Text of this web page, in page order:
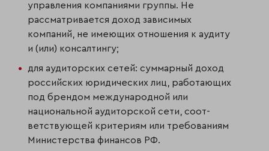
управления компаниями группы. Не
рассматривается доход зависимых
компаний, не имеющих отношения к аудиту
и (или) консалтингу;
для аудиторских сетей: суммарный доход
российских юридических лиц, работающих
под брендом международной или
национальной аудиторской сети, соот­
ветствующей критериям или требованиям
Министерства финансов РФ.